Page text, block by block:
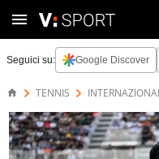
Seguici su: Google Discover
TENNIS